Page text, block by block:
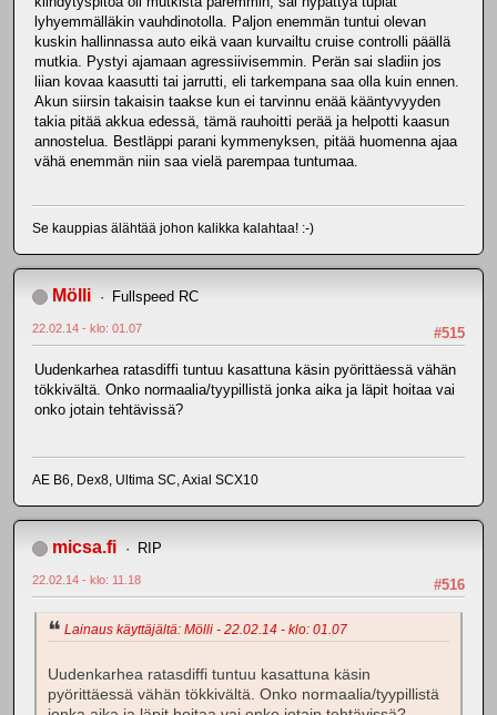
lyhyemmälläkin vauhdinotolla. Paljon enemmän tuntui olevan
kuskin hallinnassa auto eikä vaan kurvailtu cruise controlli päällä
mutkia. Pystyi ajamaan agressiivisemmin. Perän sai sladiin jos
liian kovaa kaasutti tai jarrutti, eli tarkempana saa olla kuin ennen.
Akun siirsin takaisin taakse kun ei tarvinnu enää kääntyvyyden
takia pitää akkua edessä, tämä rauhoitti perää ja helpotti kaasun
annostelua. Bestläppi parani kymmenyksen, pitää huomenna ajaa
vähä enemmän niin saa vielä parempaa tuntumaa.
Se kauppias älähtää johon kalikka kalahtaa! :-)
Mölli Fullspeed RC
#515
22.02.14 - klo: 01.07
Uudenkarhea ratasdiffi tuntuu kasattuna käsin pyörittäessä vähän
tökkivältä. Onko normaalia/tyypillistä jonka aika ja läpit hoitaa vai
onko jotain tehtävissä?
AE B6, Dex8, Ultima SC, Axial SCX10
micsa.fi RIP
#516
22.02.14 - klo: 11.18
Lainaus käyttäjältä: Mölli - 22.02.14 - klo: 01.07
Uudenkarhea ratasdiffi tuntuu kasattuna käsin
pyörittäessä vähän tökkivältä. Onko normaalia/tyypillistä